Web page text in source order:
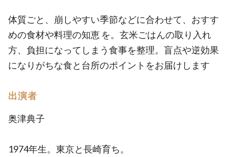
体質ごと、崩しやすい季節などに合わせて、おすす
めの食材や料理の知恵 を。玄米ごはんの取り入れ
方、負担になってしまう食事を整理。盲点や逆効果
になりがちな食と台所のポイントをお届けします
出演者
奥津典子
1974年生。東京と長崎育ち。